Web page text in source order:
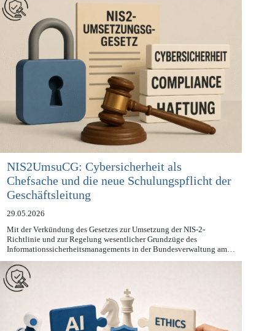
NIS2UmsuCG: Cybersicherheit als
Chefsache und die neue Schulungspflicht der
Geschäftsleitung
29.05.2026
Mit der Verkündung des Gesetzes zur Umsetzung der NIS-2-
Richtlinie und zur Regelung wesentlicher Grundzüge des
Informationssicherheitsmanagements in der Bundesverwaltung am…